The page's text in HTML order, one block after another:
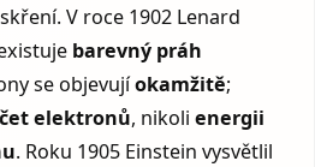
V roce 1902 Lenard
barevný práh
se objevujíokamžitě;
elektronů, nikolienergii
. Roku 1905 Einstein vysvětlil